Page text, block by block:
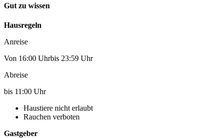
Gut zu wissen
Hausregeln
Anreise
Von 16:00 Uhrbis 23:59 Uhr
Abreise
bis 11:00 Uhr
Haustiere nicht erlaubt
Rauchen verboten
Gastgeber